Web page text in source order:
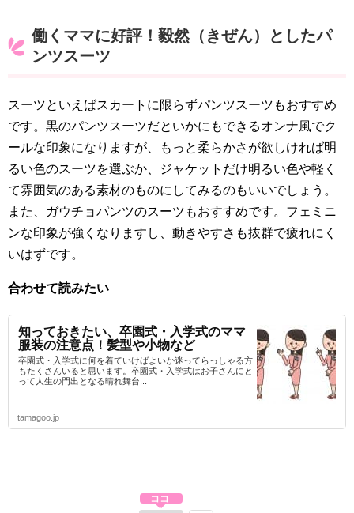
働くママに好評！毅然（きぜん）としたパ
ンツスーツ
スーツといえばスカートに限らずパンツスーツもおすすめ
です。黒のパンツスーツだといかにもできるオンナ風でク
ールな印象になりますが、もっと柔らかさが欲しければ明
るい色のスーツを選ぶか、ジャケットだけ明るい色や軽く
て雰囲気のある素材のものにしてみるのもいいでしょう。
また、ガウチョパンツのスーツもおすすめです。フェミニ
ンな印象が強くなりますし、動きやすさも抜群で疲れにく
いはずです。
合わせて読みたい
知っておきたい、卒園式・入学式のママ
服装の注意点！髪型や小物など
卒園式・入学式に何を着ていけばよいか迷ってらっしゃる方
もたくさんいると思います。卒園式・入学式はお子さんにと
って人生の門出となる晴れ舞台...
tamagoo.jp